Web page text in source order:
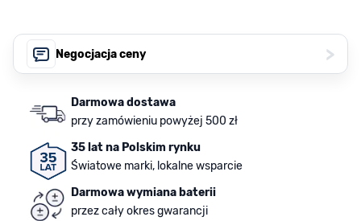
Negocjacja ceny >
Darmowa dostawa
przy zamówieniu powyżej 500 zł
35 lat na Polskim rynku
Światowe marki, lokalne wsparcie
Darmowa wymiana baterii
przez cały okres gwarancji